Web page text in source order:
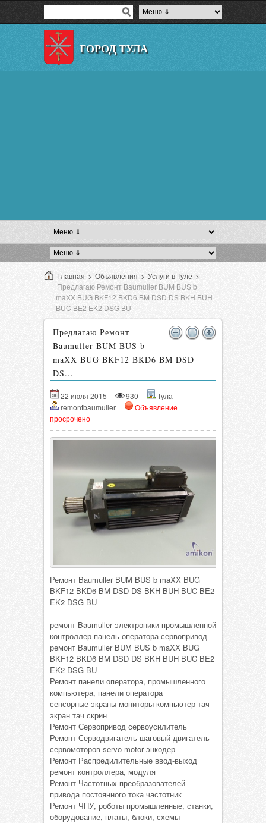
ГОРОД ТУЛА
Главная > Объявления > Услуги в Туле >
Предлагаю Ремонт Baumuller BUM BUS b
maXX BUG BKF12 BKD6 BM DSD DS BKH BUH
BUC BE2 EK2 DSG BU
Предлагаю Ремонт
Baumuller BUM BUS b
maXX BUG BKF12 BKD6 BM DSD
DS...
22 июля 2015 930
Тула
remontbaumuller
Объявление
просрочено
Ремонт Baumuller BUM BUS b maXX BUG
BKF12 BKD6 BM DSD DS BKH BUH BUC BE2
EK2 DSG BU
ремонт Baumuller электроники промышленной
контроллер панель оператора сервопривод
ремонт Baumuller BUM BUS b maXX BUG
BKF12 BKD6 BM DSD DS BKH BUH BUC BE2
EK2 DSG BU
Ремонт панели оператора, промышленного
компьютера, панели оператора
сенсорные экраны мониторы компьютер тач
экран тач скрин
Ремонт Сервопривод сервоусилитель
Ремонт Серводвигатель шаговый двигатель
сервомоторов servo motor энкодер
Ремонт Распредилительные ввод-выход
ремонт контроллера, модуля
Ремонт Частотных преобразователей
привода постоянного тока частотник
Ремонт ЧПУ, роботы промышленные, станки,
оборудование, платы, блоки, схемы